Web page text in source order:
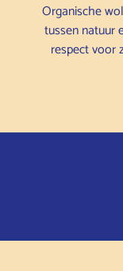
Organische
tussen natuur
respect voor